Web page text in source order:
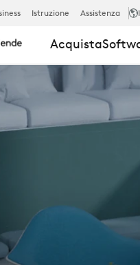
Istruzione Assistenza
Acquista